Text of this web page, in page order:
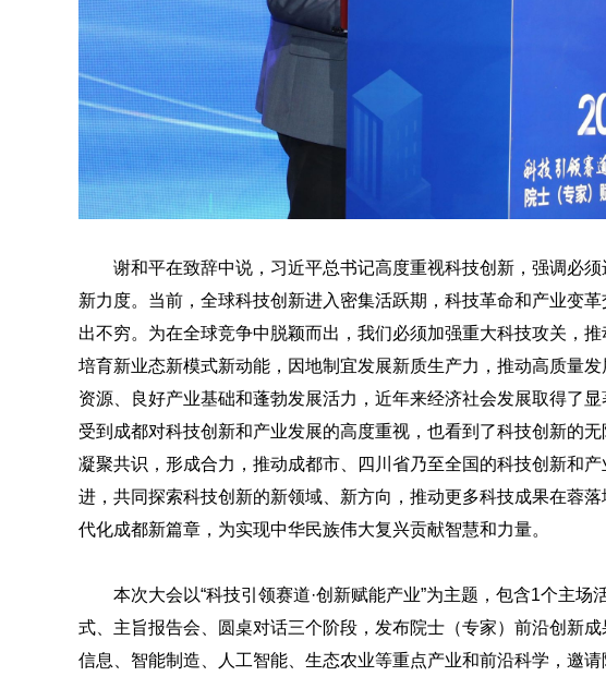
谢和平在致辞中说，习近平总书记高度重视科技创新，强调必
新力度。当前，全球科技创新进入密集活跃期，科技革命和产业变
出不穷。为在全球竞争中脱颖而出，我们必须加强重大科技攻关，
培育新业态新模式新动能，因地制宜发展新质生产力，推动高质量
资源、良好产业基础和蓬勃发展活力，近年来经济社会发展取得了
受到成都对科技创新和产业发展的高度重视，也看到了科技创新的
凝聚共识，形成合力，推动成都市、四川省乃至全国的科技创新和
进，共同探索科技创新的新领域、新方向，推动更多科技成果在蓉
代化成都新篇章，为实现中华民族伟大复兴贡献智慧和力量。
本次大会以“科技引领赛道·创新赋能产业”为主题，包含1个主
式、主旨报告会、圆桌对话三个阶段，发布院士（专家）前沿创新
信息、智能制造、人工智能、生态农业等重点产业和前沿科学，邀请